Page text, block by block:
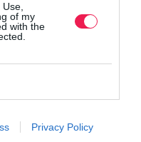
of my
with the
Privacy Policy